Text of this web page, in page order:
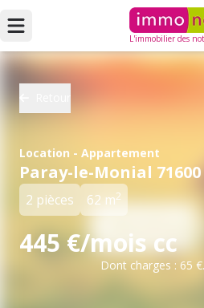
L'immobilier des
Location - Appartement
Paray-le-Monial 71600
2 pièces 62 m2
445 €/mois cc
Dont charges : 65